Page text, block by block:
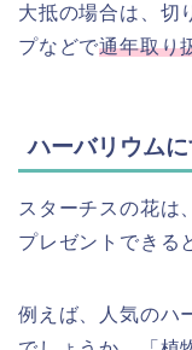
大抵の場合は、切
プなどで通年取り
ハーバリウム
スターチスの花は
プレゼントできる
例えば、人気のハ